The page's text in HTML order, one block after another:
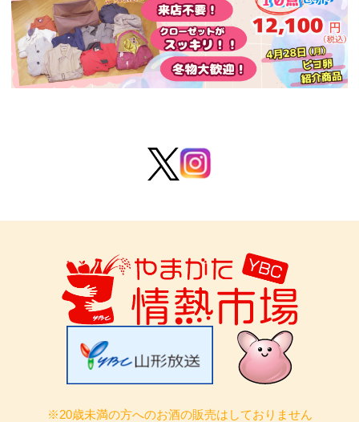
※20歳未満の方へのお酒の販売はしておりません